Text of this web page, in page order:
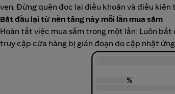
vẹn. Đừng quên đọc lại điều khoản và điều
Bắt đầu lại từ nền tảng này mỗi lần mua sắm
Hoàn tất việc mua sắm trong một lần: Luôn
truy cập cửa hàng bị gián đoạn do cập nhật